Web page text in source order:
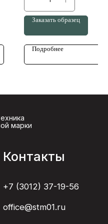
удобным при использовании
мокрыми руками.
Заказать образец
Подробнее